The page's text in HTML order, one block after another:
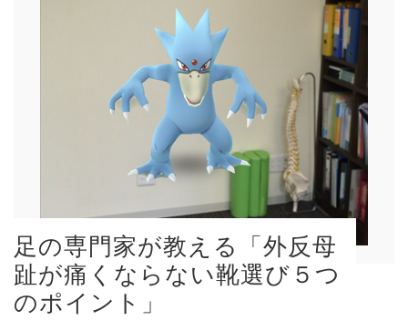
足の専門家が教える「外反母
趾が痛くならない靴選び５つ
のポイント」